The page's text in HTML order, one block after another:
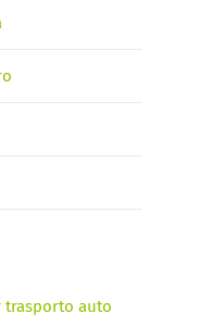
trasporto auto